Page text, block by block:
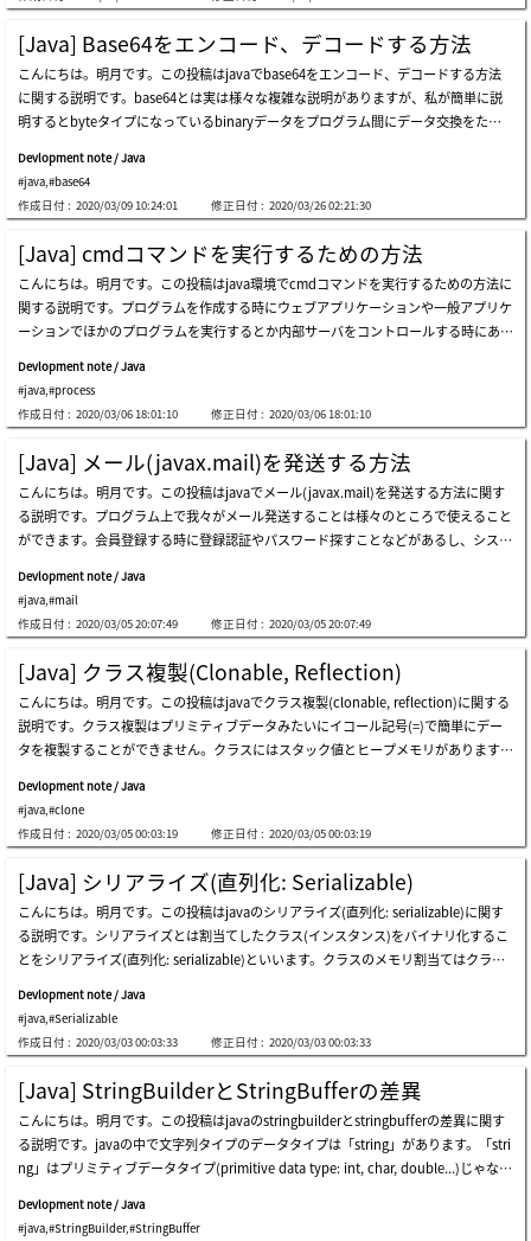
信、データベース設定などがあります。設定によって追加することができます。link
- https://logging.apache.org/log4net/release/manual/configuration.htmlここまで
javaで使うログライブラリ(log4j)を使う方法に関する説明でした。ご不明なところや
間違いところがあればコメントしてください。
してgsonの最新maven情報を読み込みます。私はeclipseを利用するのでeclipseのp
om.xmlに登録します。登録した後、maven updateをしてライブラリを連結しま
す。そしてテストクラスを作成して試してみましょう。以前にシリアライズに関して
説明したことがあります。link - [java] シリアライズ(直列化: serializable)シリアライ
ズとかjsonタイプに変換するのはデータをstringタイプに変換することができること
です。結果は違いますが、仕様によって各良い点があるし悪い点があるでしょう。シ
リアライズはクラスのインスタンスをバイナリ化することなので、見えない変数(pri
vate)までデータが変換します。でも人間が読みにくいデータ構造に変換します。jso
nの場合はプロパティがないデータ(getterがない変数)ならjsonタイプに変換するこ
とは限界があります。でも人間が読みやすいテキストテキストに変換します。意味は
データ構造の直接に修正ができることです。プロジェクトの仕様によってシリアライ
ズかjsonタイプかに選択して使いましょう。ここまでjavaでjsonタイプのデータを使
う方法に関する説明でした。ご不明なところや間違いところがあればコメントしてく
ださい。
[Java] Base64をエンコード、デコードする方法
こんにちは。明月です。この投稿はjavaでbase64をエンコード、デコードする方法
に関する説明です。base64とは実は様々な複雑な説明がありますが、私が簡単に説
明するとbyteタイプになっているbinaryデータをプログラム間にデータ交換をた
eamデータをstringのタイプに変換すること、stringの値はcharのデータ範囲を超え
ない(データ値が127)ものになっている」ということです。先に簡単なファイルをio
で読み込んでbase64に変換します。pcに「hello world」という値がある「test.txt」
を準備しました。そしてそれを読み込んだらbyteタイプのbinaryになります。そのbi
naryをbase64に変換します。実行結果は下記とおりになります。それが「hello worl
d」のbase64コードです。またbase64コードになっているデータを元のbinary(byte
[])データに変換しましょう。実行結果は下記とおりになります。base64タイプをbyt
eタイプに変換しました。byteデータをstringタイプに変換して出力すると「hello w
orld」が出ます。実はプログラム間に通信する時にbase64にエンコードやデコード
にするとデータ長さが増えるので非効率です。でも、base64を使うところはbinary
をstringに表現するところはイメージデータをstringデータで格納する時や、暗号化
されたファイルをstringデータとしてデータをデータ通信する時にはよく使います。
ここまでjavaでbase64をエンコード、デコードする方法に関する説明でした。ご不
明なところや間違いところがあればコメントしてください。
Devlopment note / Java
#java #base64
作成日付 : 2020/03/09 10:24:01 修正日付 : 2020/03/26 02:21:30
[Java] cmdコマンドを実行するための方法
こんにちは。明月です。この投稿はjava環境でcmdコマンドを実行するための方法に
関する説明です。プログラムを作成する時にウェブアプリケーションや一般アプリケ
ーションでほかのプログラムを実行するとか内部サーバをコントロールする時にあり
ェルコマンドでウェブ環境でサーバをコントロールするようなプログラムです。この
ようにプログラムを通ってシェルコマンドを使う場合がありますが、その時に使うこ
とができるソースコードです。上の結果画面をみればコンソールに「cd」のコマン
ドと「dir」のコマンドを実行して結果を出力する結果のイメージです。最後に「exi
t」コマンドを実行してプログラムを終了します。eclipse環境で文字化けがあります
が、単純にeclipseのエンコーディング問題です。実際に変数をデバッグでみれば日
本語が入力されています。それでも文字化けの問題が解決できなければinputstreamr
eaderにエンコーディングタイプを入れたら解決なります。ここまでjava環境でcmd
コマンドを実行するための方法に関する説明でした。ご不明なところや間違いところ
があればコメントしてください。
Devlopment note / Java
#java,#process
作成日付 : 2020/03/06 18:01:10 修正日付 : 2020/03/06 18:01:10
[Java] メール(javax.mail)を発送する方法
こんにちは。明月です。この投稿はjavaでメール(javax.mail)を発送する方法に関す
る説明です。プログラム上で我々がメール発送することは様々のところで使えること
ができます。会員登録する時に登録認証やパスワード探すことなどがあるし、システ
くさんあるのでsnsでメッセージを発送する方法もよく使いますが、それでもまだ、
メール発送機能はなくならないでしょう。私はgoogle mail(gmail)を通ってメールを
発送する例です。google mail - https://support.google.com/a/answer/176600?hl=j
a先にクロームに接続して右上のアカウント管理に行きましょう。(ログインができな
かった状況なら先にログインしてから。)アカウント管理に移動して安全性の低いア
プリのアクセスのタブに移動します。安全性の低いアプリの許可を有効にします。こ
のチェックをしないと外部からグーグルメールを使用できないようにすることです。
なので、idやpwの漏れがなければそんなに問題はありません。javaでメールを発送
するソースを作成するためにpom.xmlでメールライブラリを登録しなければならな
いです。レポジトリ - https://mvnrepository.com/artifact/javax.mail/mailメール発
送はconsoleに作成しても問題ないので、consoleで作成しましょう。私がsessionの
デバックモードに設定しましたのでメールサーバと送受信されるメッセージの状態が
表示されます。もし、プロトコールで追加する内容があればこのログを見て追加すれ
ばよいです。メールを発送しましたので、自分のメールトレイにメールがあるかどう
か確認しましょう。メールの送信がよくできました。ここまでjavaでメール(javax.m
ail)を発送する方法に関する説明でした。ご不明なところや間違いところがあればコ
メントしてください。
Devlopment note / Java
#java,#mail
作成日付 : 2020/03/05 20:07:49 修正日付 : 2020/03/05 20:07:49
[Java] クラス複製(Clonable, Reflection)
こんにちは。明月です。この投稿はjavaでクラス複製(clonable, reflection)に関する
説明です。クラス複製はプリミティブデータみたいにイコール記号(=)で簡単にデー
タを複製することができません。クラスにはスタック値とヒープメモリがあります。
れています。ただ、イコール(=)でコピーするのはクラス複製じゃなくスタック値、
つまり参照値をコピーすることです。上の例をみればnodeクラスをa変数に割当しま
した。node b変数にイコールでデータをコピーしました。b変数に「10」のデータ
を格納しましたが、a変数のデータも「10」に代わりました。ここでハッシュコード
をみれば同じデータに出力します。つまり「node b = a」でクラスが新しく割当した
ことじゃなく、参照値(スタック値)だけコピーして結局、同じクラスを指すものにな
ってしまいました。我々が必要なことはクラスの複製です。上の例をみれば、確かに
「a」の変数と「b」の変数に各クラスが割当しています。b変数にデータを格納して
もa変数に影響がありません。ハッシュコードも別の値を出力するので確かに別のク
ラスです。上の方法がjavaで一般的なクラスコピーです。でもすべてのクラスが「cl
oneable」を継承しているなら問題ないですが、実際には継承してないクラスもたく
さんあります。そのクラスはどのようにクラスを複製しましょうか。今回はクラス複
製関数を作成してコピーしました。クラスの場合は一般クラスで「cloneable」を継
承してないです。clone関数でクラスを新しくクラスを割当てしてメンバ変数をすべ
てコピーします。そのためクラス複製効果になります。私の場合はクラスの修正がで
きない状況かつ継承もできない状況では上の方法でクラス複製をよくします。ここま
でjavaでクラス複製(clonable, reflection)に関する説明でした。ご不明なところや間
違いところがあればコメントしてください。
Devlopment note / Java
#java #clone
作成日付 : 2020/03/05 00:03:19 修正日付 : 2020/03/05 00:03:19
[Java] シリアライズ(直列化: Serializable)
こんにちは。明月です。この投稿はjavaのシリアライズ(直列化: serializable)に関す
る説明です。シリアライズとは割当てしたクラス(インスタンス)をバイナリ化するこ
とをシリアライズ(直列化: serializable)といいます。クラスのメモリ割当てはクラス
ンバー変数はプリミティブタイプやクラスになっています。すなわち、クラスのデー
タをファイルやソケット通信で転送するためにはbyteタイプに変換しなければなら
ないです。その方法でjsonタイプに変換してクラスのデータをstringタイプに変換し
てバイナリ化する方法もあります。実際に、最近、その方法でよく使います。でも、
クラスをjsonタイプに変換するのは限界があるし、クラス内部の見えないデータ(pri
vate)まで完全に変換されたとは言えません。それでこのシリアライズ機能を使って
クラスをバイナリ化するとクラスをデータを完全にbyteタイプに変換するのでよい
でしょう。でも、シリアライズよりjsonをよく使うのは下記とおりの理由がありま
す。1.シリアライズでバイナリ化になったデータは人間がそのままに見て理解しにく
い構造になっています。つまり、逆シリアライズする前にはデータが正しいかの検証
Devlopment note / Java
#java,#Serializable
作成日付 : 2020/03/03 00:03:33 修正日付 : 2020/03/03 00:03:33
[Java] StringBuilderとStringBufferの差異
こんにちは。明月です。この投稿はjavaのstringbuilderとstringbufferの差異に関す
る説明です。javaの中で文字列タイプのデータタイプは「string」があります。「stri
ng」はプリミティブデータタイプ(primitive data type: int, char, double...)じゃな
byte(unsigned char)タイプになっています。それで我々が「string data1 = "abc";」
Devlopment note / Java
#java #StringBuilder,#StringBuffer